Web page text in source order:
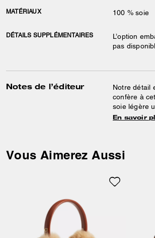
MATÉRIAUX 100 % soie
DÉTAILS SUPPLÉMENTAIRES
L’option
pas
Notes de l’éditeur
Notre détail
confère à
soie légère
préféré pour
En savoir
Vous Aimerez Aussi